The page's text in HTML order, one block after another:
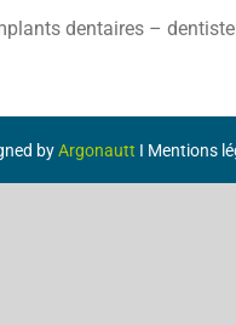
dentaires –
byArgonautt I Mentions